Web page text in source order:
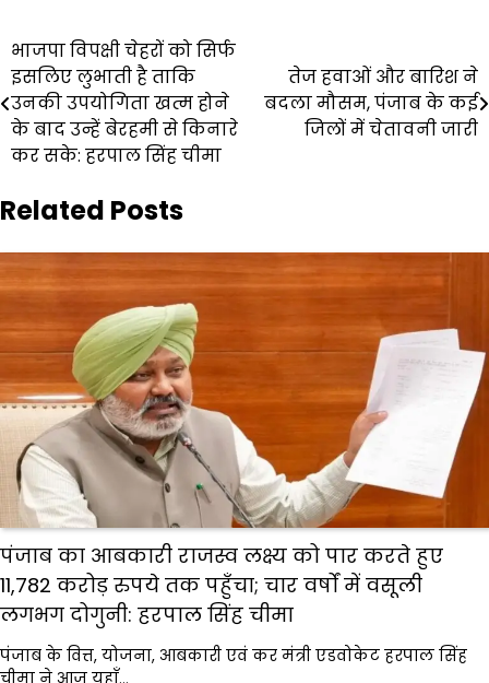
Post
navigation
भाजपा विपक्षी चेहरों को सिर्फ
इसलिए लुभाती है ताकि
उनकी उपयोगिता खत्म होने
के बाद उन्हें बेरहमी से किनारे
कर सके: हरपाल सिंह चीमा
तेज हवाओं और बारिश ने
बदला मौसम, पंजाब के कई
जिलों में चेतावनी जारी
Related Posts
पंजाब का आबकारी राजस्व लक्ष्य को पार करते हुए
11,782 करोड़ रुपये तक पहुँचा; चार वर्षों में वसूली
लगभग दोगुनी: हरपाल सिंह चीमा
पंजाब के वित्त, योजना, आबकारी एवं कर मंत्री एडवोकेट हरपाल सिंह
चीमा ने आज यहाँ…